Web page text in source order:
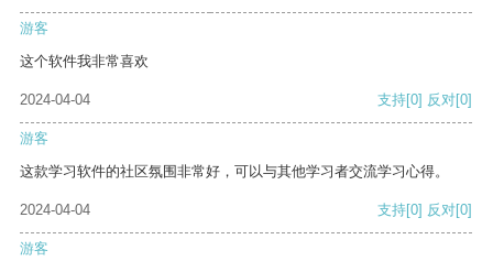
游客
这个软件我非常喜欢
2024-04-04 支持[0] 反对[0]
游客
这款学习软件的社区氛围非常好，可以与其他学习者交流学习心得。
2024-04-04 支持[0] 反对[0]
游客